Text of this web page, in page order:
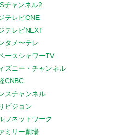
チャンネル2
テレビONE
テレビNEXT
タメ〜テレ
ースシャワーTV
ズニー・チャンネル
CNBC
スチャンネル
ビジョン
フネットワーク
ミリー劇場